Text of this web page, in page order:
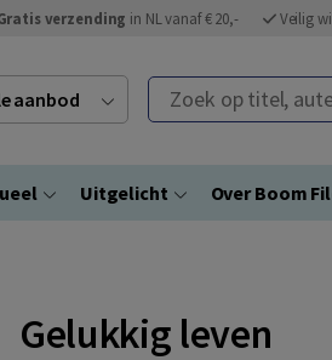
verzending in NL vanaf € 20,- Veilig
aanbod Zoek op titel,
Uitgelicht Over Boom
Gelukkig leven